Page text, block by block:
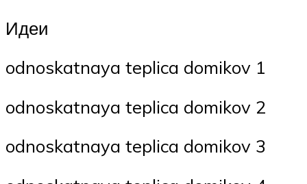
Идеи
odnoskatnaya teplica domikov 1
odnoskatnaya teplica domikov 2
odnoskatnaya teplica domikov 3